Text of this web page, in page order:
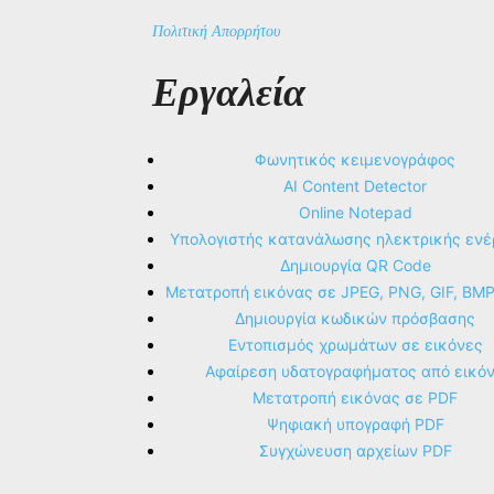
Πολιτική Απορρήτου
Εργαλεία
Φωνητικός κειμενογράφος
AI Content Detector
Online Notepad
Υπολογιστής κατανάλωσης ηλεκτρικής
Δημιουργία QR Code
Μετατροπή εικόνας σε JPEG, PNG, GIF,
Δημιουργία κωδικών πρόσβασης
Εντοπισμός χρωμάτων σε εικόνες
Αφαίρεση υδατογραφήματος από
Μετατροπή εικόνας σε PDF
Ψηφιακή υπογραφή PDF
Συγχώνευση αρχείων PDF